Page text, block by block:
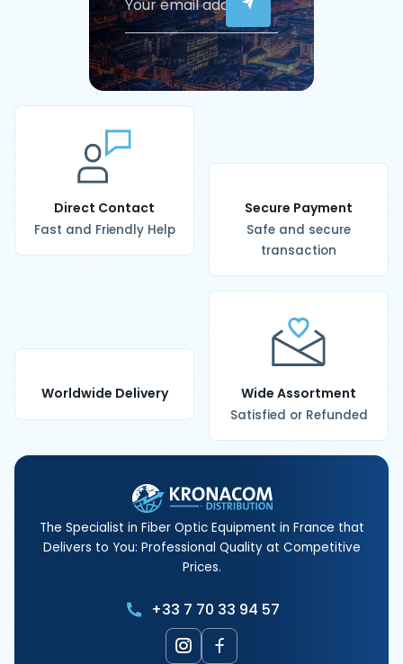
Direct Contact
Fast and Friendly Help
Secure Payment
Safe and secure
transaction
Worldwide Delivery Wide Assortment
Satisfied or Refunded
The Specialist in Fiber Optic Equipment in France that
Delivers to You: Professional Quality at Competitive
Prices.
+33 7 70 33 94 57